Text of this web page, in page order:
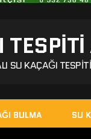
SU KAÇAĞI TESPITI
BULMA SU